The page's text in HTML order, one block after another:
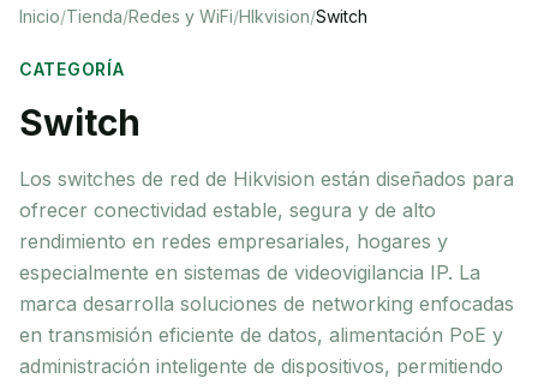
Inicio/Tienda/Redes y WiFi/HIkvision/Switch
CATEGORÍA
Switch
Los switches de red de Hikvision están diseñados para
ofrecer conectividad estable, segura y de alto
rendimiento en redes empresariales, hogares y
especialmente en sistemas de videovigilancia IP. La
marca desarrolla soluciones de networking enfocadas
en transmisión eficiente de datos, alimentación PoE y
administración inteligente de dispositivos, permitiendo